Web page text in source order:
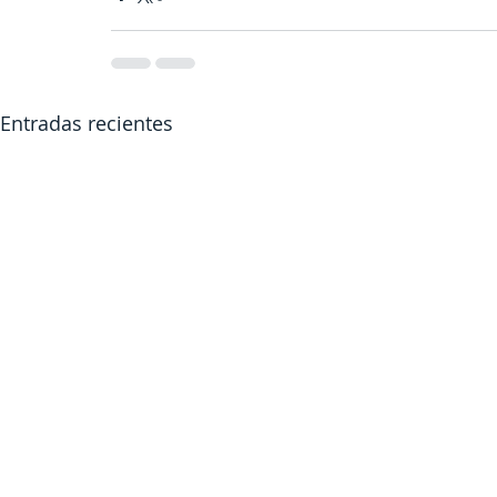
Entradas recientes